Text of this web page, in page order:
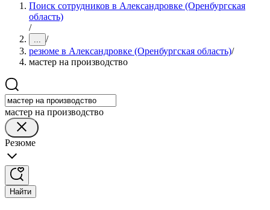
Поиск сотрудников в Александровке (Оренбургская
область)
/
... /
резюме в Александровке (Оренбургская область)/
мастер на производство
мастер на производство
Резюме
Найти